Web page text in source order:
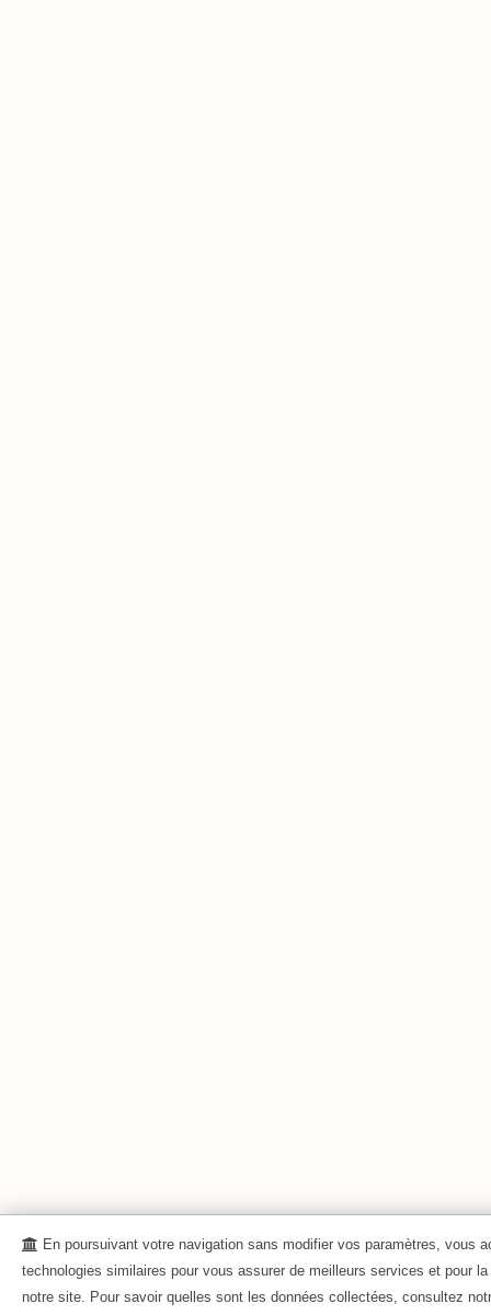
En poursuivant votre navigation sans modifier vos paramètres, vous
technologies similaires pour vous assurer de meilleurs services et pour
notre site. Pour savoir quelles sont les données collectées, consultez